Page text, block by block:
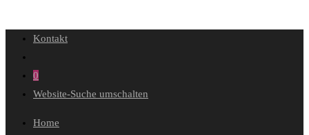
Kontakt
0
Website-Suche umschalten
Home